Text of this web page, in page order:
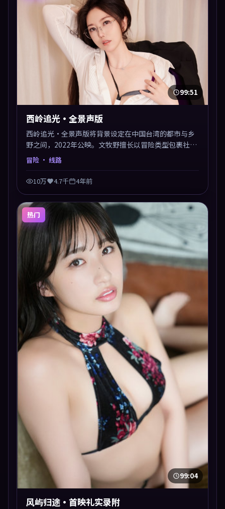
99:51
西岭追光·全景声版
西岭追光·全景声版将背景设定在中国台湾的都市与乡
野之间，2022年公映。文牧野擅长以冒险类型包裹社会
议题，节奏张弛有度，留白处耐人寻味。剪辑利落，悬
念钩子分布均匀，适合一口气看完。
冒险 · 线路
10万 4.7千 4年前
热门
99:04
风屿归途·首映礼实录附